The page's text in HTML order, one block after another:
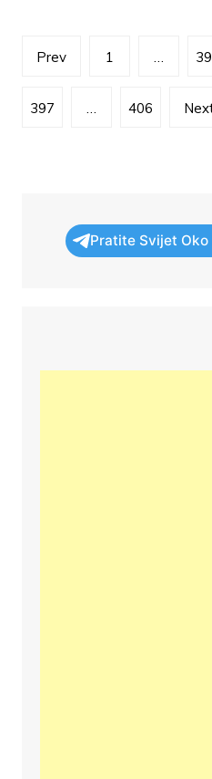
Brojevi
objava
Prev 1 …
397 … 406
Pratite Svijet